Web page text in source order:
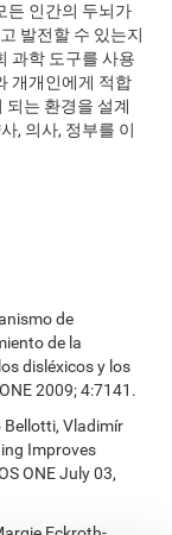
든 인간의 두뇌가
발전할 수 있는지
과학 도구를 사용
개개인에게 적합
되는 환경을 설계
, 의사, 정부를 이
de
de la
disléxicos y los
2009; 4:7141.
Bellotti, Vladimír
Improves
ONE July 03,